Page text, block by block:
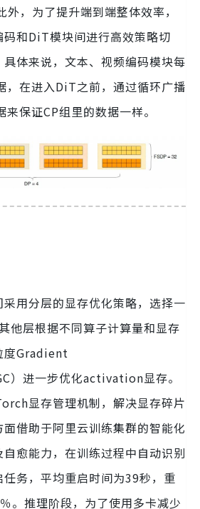
，为了提升端到端整体效率，
和DiT模块间进行高效策略切
体来说，文本、视频编码模块每
在进入DiT之前，通过循环广播
保证CP组里的数据一样。
用分层的显存优化策略，选择一
他层根据不同算子计算量和显存
度Gradient
）进一步优化activation显存。
显存管理机制，解决显存碎片
借助于阿里云训练集群的智能化
愈能力，在训练过程中自动识别
务，平均重启时间为39秒，重
。推理阶段，为了使用多卡减少